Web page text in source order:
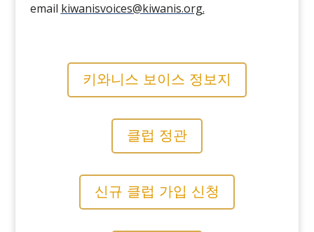
email kiwanisvoices@kiwanis.org.
키와니스 보이스 정보지
클럽 정관
신규 클럽 가입 신청